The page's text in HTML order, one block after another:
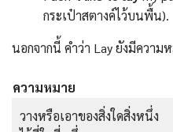
กระเป๋าสตางค์ไว้บนพื้น).
นอกจากนี้ คำว่า Lay ยังมีควา
ความหมาย
วางหรือเอาของสิ่งใดสิ่งหนึ่ง